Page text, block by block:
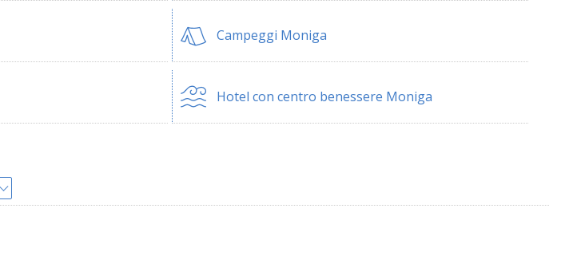
Campeggi Moniga
Hotel con centro benessere Moniga